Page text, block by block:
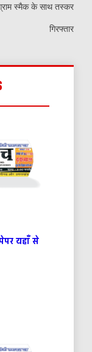
स्मैक के साथ तस्कर
गिरफ्तार
यहाँ से